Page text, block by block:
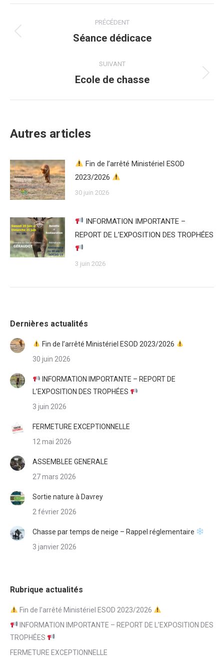
article
PRÉCÉDENT
Article
:
Séance dédicace
SUIVANT
Article
Ecole de chasse
Autres articles
Fin de l’arrêté Ministériel ESOD
2023/2026
30 juin 2026
INFORMATION IMPORTANTE –
REPORT DE L’EXPOSITION DES TROPHÉES
3 juin 2026
Dernières actualités
Fin de l’arrêté Ministériel ESOD 2023/2026
30 juin 2026
INFORMATION IMPORTANTE – REPORT DE
L’EXPOSITION DES TROPHÉES
3 juin 2026
FERMETURE EXCEPTIONNELLE
12 mai 2026
ASSEMBLEE GENERALE
27 mars 2026
Sortie nature à Davrey
2 février 2026
Chasse par temps de neige – Rappel réglementaire
3 janvier 2026
Rubrique actualités
Fin de l’arrêté Ministériel ESOD 2023/2026
INFORMATION IMPORTANTE – REPORT DE L’EXPOSITION DES
TROPHÉES
FERMETURE EXCEPTIONNELLE